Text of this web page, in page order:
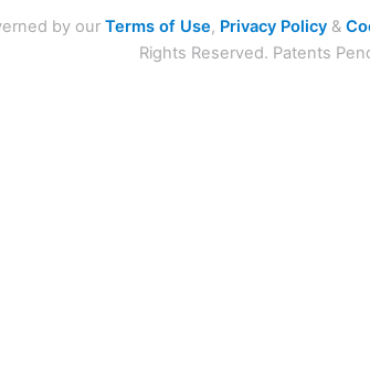
by our Terms of Use, Privacy Policy&
Rights Reserved. Patents